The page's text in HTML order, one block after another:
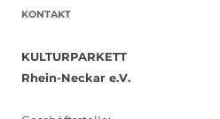
KONTAKT
KULTURPARKETT
Rhein-Neckar e.V.